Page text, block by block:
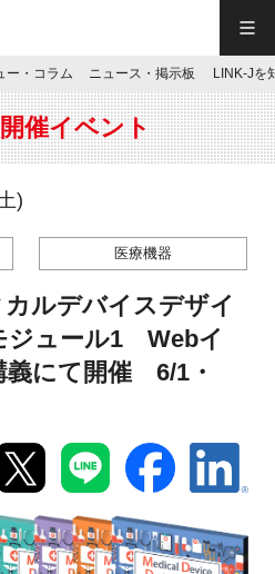
／EN
ー・コラム ニュース・掲示板 LINK-Jを
催イベント
)
医療機器
カルデバイスデザイ
ュール1 Webイ
義にて開催 6/1・